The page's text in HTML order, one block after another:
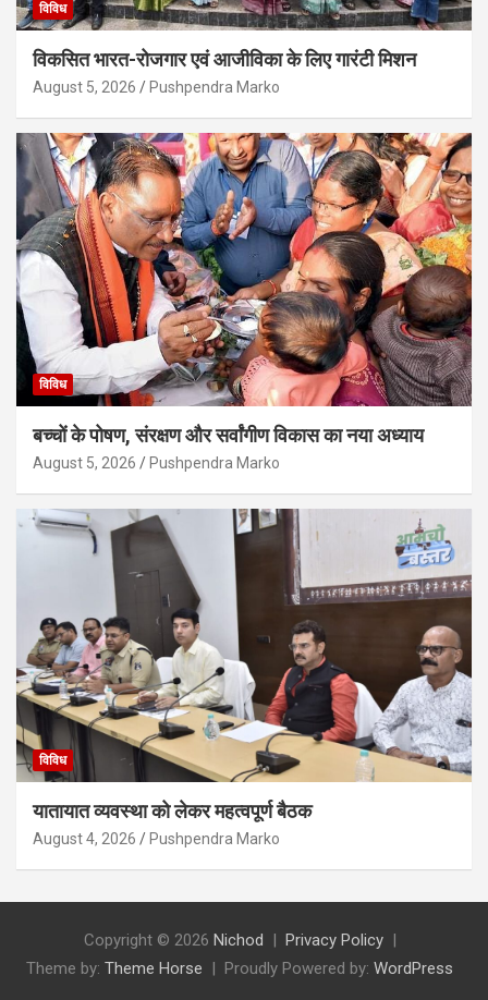
विविध
विकसित भारत-रोजगार एवं आजीविका के लिए गारंटी मिशन
August 5, 2026 Pushpendra Marko
विविध
बच्चों के पोषण, संरक्षण और सर्वांगीण विकास का नया अध्याय
August 5, 2026 Pushpendra Marko
विविध
यातायात व्यवस्था को लेकर महत्वपूर्ण बैठक
August 4, 2026 Pushpendra Marko
Copyright © 2026 Nichod
Privacy Policy
Theme by: Theme Horse Proudly Powered by: WordPress